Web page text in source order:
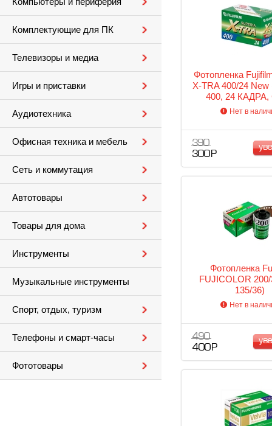
Комплектующие для ПК
Телевизоры и медиа
Игры и приставки
Аудиотехника
Офисная техника и мебель
Сеть и коммутация
Автотовары
Товары для дома
Инструменты
Музыкальные инструменты
Спорт, отдых, туризм
Телефоны и смарт-часы
Фототовары
Фотопленка
X-TRA 400/24
400, 24 КАДРА,
Нет в
390
300 Р
Фотопленка
FUJICOLOR
135/36)
Нет в
490
400 Р